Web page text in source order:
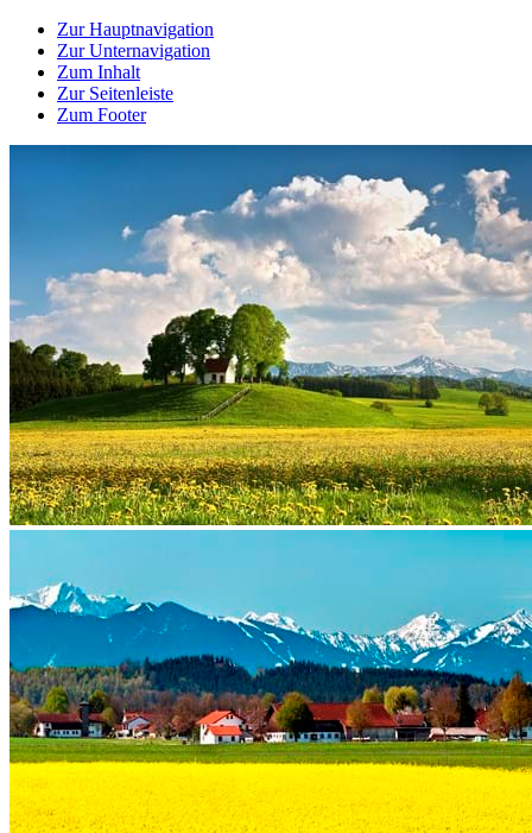
Zur Hauptnavigation
Zur Unternavigation
Zum Inhalt
Zur Seitenleiste
Zum Footer